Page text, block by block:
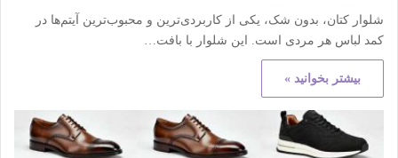
شلوار کتان، بدون شک، یکی از کاربردی‌ترین و محبوب‌ترین آیتم‌ها در
کمد لباس هر مردی است. این شلوار با بافت…
بیشتر بخوانید »